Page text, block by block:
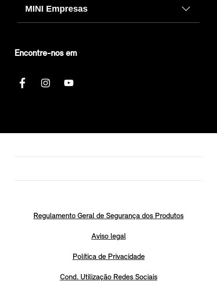
MINI Empresas
Encontre-nos em
Regulamento Geral de Segurança dos Produtos
Aviso legal
Política de Privacidade
Cond. Utilização Redes Sociais